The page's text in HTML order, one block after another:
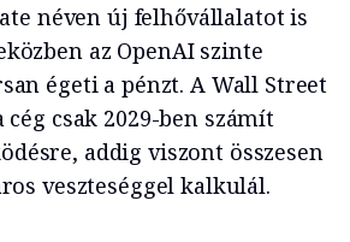
néven új felhővállalatot is
az OpenAI szinte
égeti a pénzt. A Wall Street
csak 2029-ben számít
addig viszont összesen
veszteséggel kalkulál.